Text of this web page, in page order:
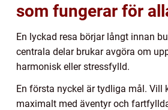
som fungerar för
En lyckad resa börjar långt innan
centrala delar brukar avgöra om
harmonisk eller stressfylld.
En första nyckel är tydliga mål. Vill
maximalt med äventyr och